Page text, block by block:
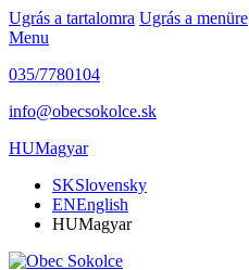
Ugrás a tartalomra Ugrás a menüre
Menu
035/7780104
info@obecsokolce.sk
HUMagyar
SKSlovensky
ENEnglish
HUMagyar